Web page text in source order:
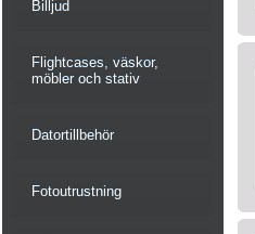
Billjud
Flightcases, väskor,
möbler och stativ
Datortillbehör
Fotoutrustning